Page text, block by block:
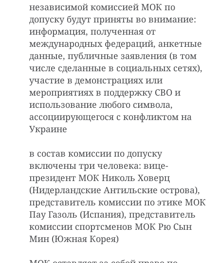
независимой комиссией МОК по
допуску будут приняты во внимание:
информация, полученная от
международных федераций, анкетные
данные, публичные заявления (в том
числе сделанные в социальных сетях),
участие в демонстрациях или
мероприятиях в поддержку СВО и
использование любого символа,
ассоциирующегося с конфликтом на
Украине
в состав комиссии по допуску
включены три человека: вице-
президент МОК Николь Ховерц
(Нидерландские Антильские острова),
представитель комиссии по этике МОК
Пау Газоль (Испания), представитель
комиссии спортсменов МОК Рю Сын
Мин (Южная Корея)